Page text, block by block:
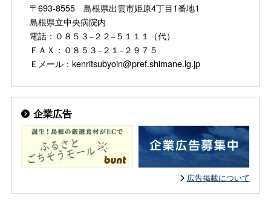
〒693-8555 島根県出雲市姫原4丁目1番地1
島根県立中央病院内
電話：０８５３−２２−５１１１（代）
ＦＡＸ：０８５３−２１−２９７５
Ｅメール：kenritsubyoin@pref.shimane.lg.jp
企業広告
広告掲載について